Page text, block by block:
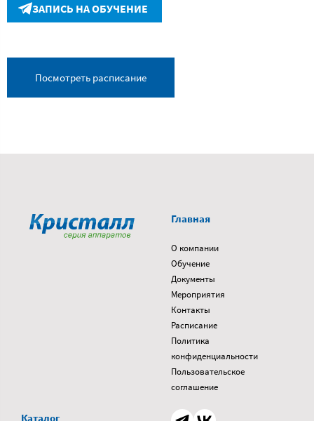
ЗАПИСЬ НА ОБУЧЕНИЕ
Посмотреть расписание
Главная
О компании
Обучение
Документы
Мероприятия
Контакты
Расписание
Политика
конфиденциальности
Пользовательское
соглашение
Каталог